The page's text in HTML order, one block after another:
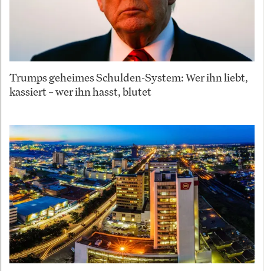
Trumps geheimes Schulden-System: Wer ihn liebt,
kassiert – wer ihn hasst, blutet